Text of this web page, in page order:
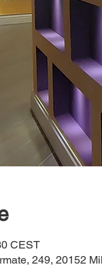
CEST
249, 20152